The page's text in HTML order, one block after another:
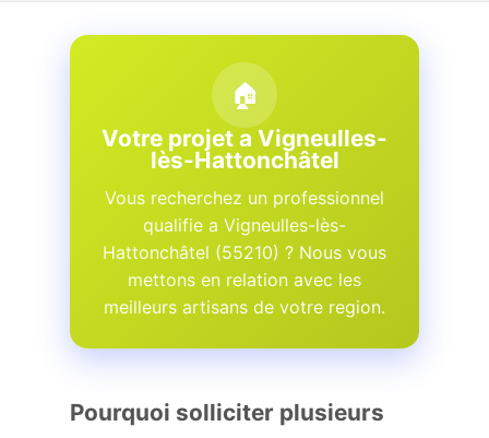
🏠
Votre projet a Vigneulles-
lès-Hattonchâtel
Vous recherchez un professionnel
qualifie a Vigneulles-lès-
Hattonchâtel (55210) ? Nous vous
mettons en relation avec les
meilleurs artisans de votre region.
Pourquoi solliciter plusieurs